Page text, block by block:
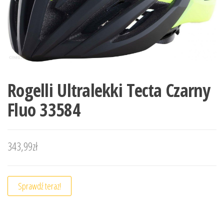
Rogelli Ultralekki Tecta Czarny
Fluo 33584
343,99zł
Sprawdź teraz!